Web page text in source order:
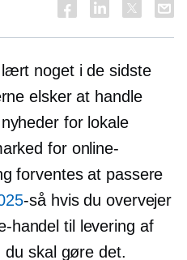
noget i de sidste
elsker at handle
for lokale
for online-
forventes at passere
-såhvis du overvejer
handel til levering af
du skal gøre det.